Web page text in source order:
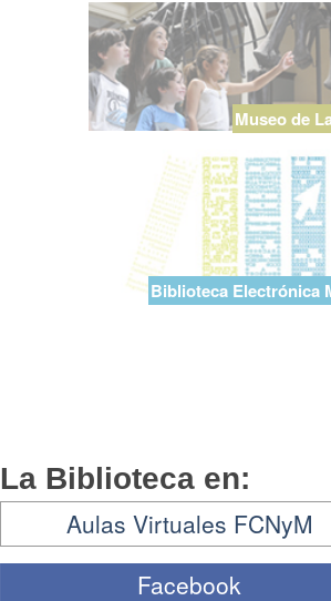
Museo de
Biblioteca Electrónica
La Biblioteca en:
Aulas Virtuales FCNyM
Facebook